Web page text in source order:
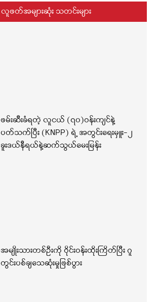
လူဖတ်အများဆုံး သတင်းများ
ဖမ်းဆီးခံရတဲ့ လူငယ် (၇၀)ဝန်းကျင်နဲ့
ပတ်သက်ပြီး (KNPP) ရဲ့ အတွင်းရေးမှူး-၂
ခူးဒယ်နီရယ်နဲ့ဆက်သွယ်မေးမြန်း
အမျိုးသားတစ်ဦးကို ဝိုင်းဝန်းထိုးကြိတ်ပြီး ဂူ
တွင်းပစ်ချသေဆုံးမှုဖြစ်ပွား